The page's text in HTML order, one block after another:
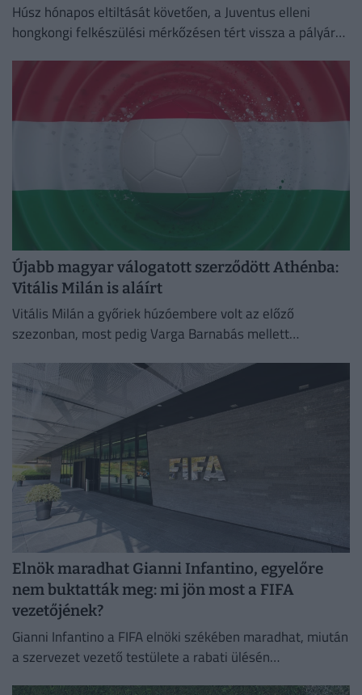
Húsz hónapos eltiltását követően, a Juventus elleni
hongkongi felkészülési mérkőzésen tért vissza a pályára
Újabb magyar válogatott szerződött Athénba:
Vitális Milán is aláírt
Vitális Milán a győriek húzóembere volt az előző
szezonban, most pedig Varga Barnabás mellett
Elnök maradhat Gianni Infantino, egyelőre
nem buktatták meg: mi jön most a FIFA
vezetőjének?
Gianni Infantino a FIFA elnöki székében maradhat, miután
a szervezet vezető testülete a rabati ülésén